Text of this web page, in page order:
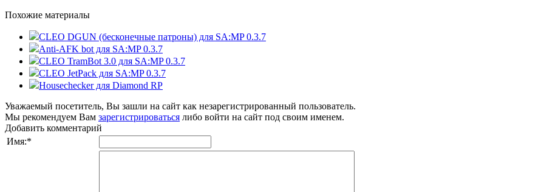
Похожие материалы
CLEO DGUN (бесконечные патроны) для SA:MP 0.3.7
Anti-AFK bot для SA:MP 0.3.7
CLEO TramBot 3.0 для SA:MP 0.3.7
CLEO JetPack для SA:MP 0.3.7
Housechecker для Diamond RP
Уважаемый посетитель, Вы зашли на сайт как незарегистрированный пользователь.
Мы рекомендуем Вам зарегистрироваться либо войти на сайт под своим именем.
Добавить комментарий
Имя:*